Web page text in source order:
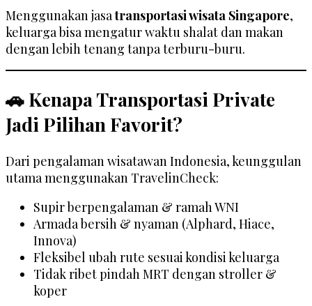
Menggunakan jasatransportasi wisata Singapore,
keluarga bisa mengatur waktu shalat dan makan
dengan lebih tenang tanpa terburu-buru.
🚗 Kenapa Transportasi Private
Jadi Pilihan Favorit?
Dari pengalaman wisatawan Indonesia, keunggulan
utama menggunakan TravelinCheck:
Supir berpengalaman & ramah WNI
Armada bersih & nyaman (Alphard, Hiace,
Innova)
Fleksibel ubah rute sesuai kondisi keluarga
Tidak ribet pindah MRT dengan stroller &
koper